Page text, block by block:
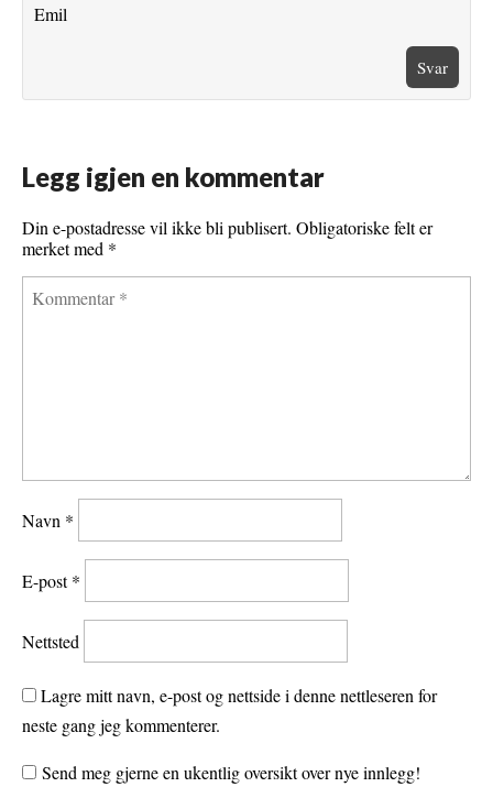
Emil
Svar
Legg igjen en kommentar
Din e-postadresse vil ikke bli publisert. Obligatoriske felt er
merket med *
Navn *
E-post*
Nettsted
Lagre mitt navn, e-post og nettside i denne nettleseren for
neste gang jeg kommenterer.
Send meg gjerne en ukentlig oversikt over nye innlegg!